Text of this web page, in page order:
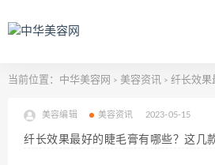
当前位置： 中华美容网 > 美容资讯 > 纤长效果最好
美容编辑 美容资讯 2023-05-15
纤长效果最好的睫毛膏有哪些？这几